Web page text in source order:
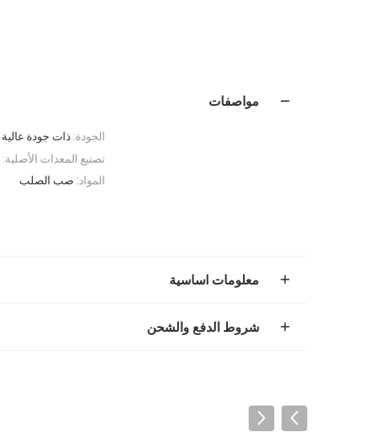
مواصفات
الجودة: ذات جودة عالية
تصنيع المعدات الأصلية:
المواد: صب الصلب
معلومات اساسية
شروط الدفع والشحن